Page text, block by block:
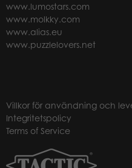
www.lumostars.com
www.molkky.com
www.alias.eu
www.puzzlelovers.net
Villkor för användning och
Integritetspolicy
Terms of Service